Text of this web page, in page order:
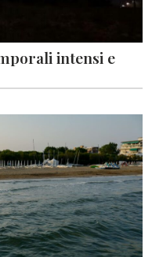
intensi e